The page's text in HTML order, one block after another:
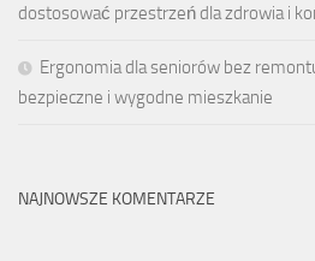
dostosować przestrzeń dla zdrowia i
Ergonomia dla seniorów bez
bezpieczne i wygodne mieszkanie
NAJNOWSZE KOMENTARZE